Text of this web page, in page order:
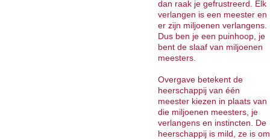
dan raak je gefrustreerd. Elk
verlangen is een meester en
er zijn miljoenen verlangens.
Dus ben je een puinhoop, je
bent de slaaf van miljoenen
meesters.
Overgave betekent de
heerschappij van één
meester kiezen in plaats van
die miljoenen meesters, je
verlangens en instincten. De
heerschappij is mild, ze is om